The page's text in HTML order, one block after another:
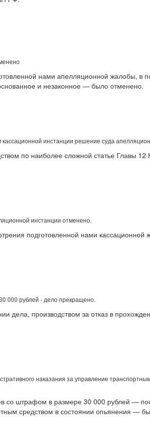
нами апелляционной жалобы, в
и незаконное — было отменено.
инстанции решение суда
по наиболее сложной статье Главы
инстанции отменено.
подготовленной нами
000 рублей - дело прекращено.
производством за отказ в
наказания за управление
со штрафом в размере 30 000 рублей —
средством в состоянии опьянения —